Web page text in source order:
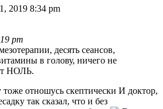
2019 8:34 pm
pm
десять сеансов,
в голову, ничего не
НОЛЬ.
отношусь скептически И доктор,
так сказал, что и без